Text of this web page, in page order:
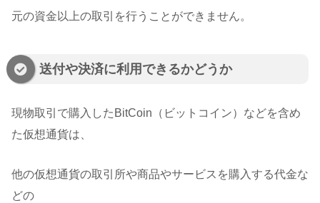
元の資金以上の取引を行うことができません。
送付や決済に利用できるかどうか
現物取引で購入したBitCoin（ビットコイン）などを含め
た仮想通貨は、
他の仮想通貨の取引所や商品やサービスを購入する代金な
どの